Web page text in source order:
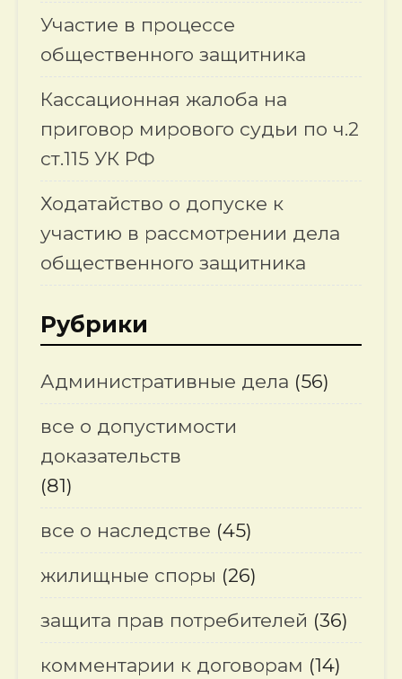
Участие в процессе
общественного защитника
Кассационная жалоба на
приговор мирового судьи по ч.2
ст.115 УК РФ
Ходатайство о допуске к
участию в рассмотрении дела
общественного защитника
Рубрики
Административные дела (56)
все о допустимости
доказательств
(81)
все о наследстве (45)
жилищные споры (26)
защита прав потребителей (36)
комментарии к договорам (14)